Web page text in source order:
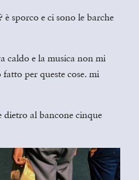
è sporco e ci sono le barche
caldo e la musica non mi
per queste cose. mi
dietro al bancone cinque